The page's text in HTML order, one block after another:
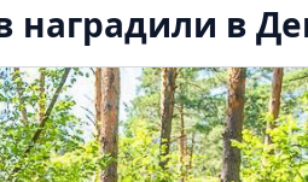
наградили в